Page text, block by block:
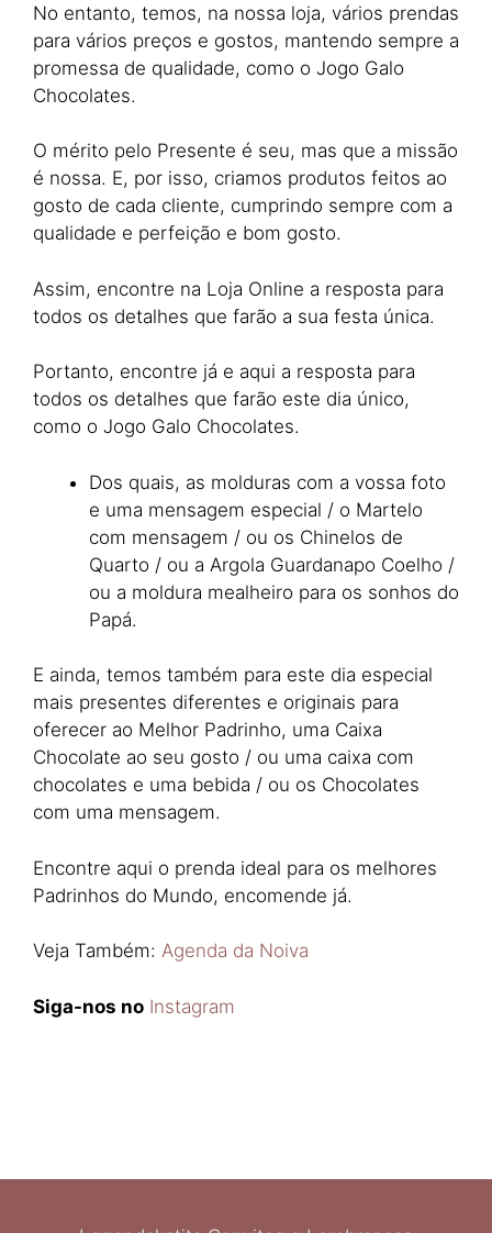
No entanto, temos, na nossa loja, vários prendas
para vários preços e gostos, mantendo sempre a
promessa de qualidade, como o Jogo Galo
Chocolates.
O mérito pelo Presente é seu, mas que a missão
é nossa. E, por isso, criamos produtos feitos ao
gosto de cada cliente, cumprindo sempre com a
qualidade e perfeição e bom gosto.
Assim, encontre na Loja Online a resposta para
todos os detalhes que farão a sua festa única.
Portanto, encontre já e aqui a resposta para
todos os detalhes que farão este dia único,
como o Jogo Galo Chocolates.
Dos quais, as molduras com a vossa foto
e uma mensagem especial / o Martelo
com mensagem / ou os Chinelos de
Quarto / ou a Argola Guardanapo Coelho /
ou a moldura mealheiro para os sonhos do
Papá.
E ainda, temos também para este dia especial
mais presentes diferentes e originais para
oferecer ao Melhor Padrinho, uma Caixa
Chocolate ao seu gosto / ou uma caixa com
chocolates e uma bebida / ou os Chocolates
com uma mensagem.
Encontre aqui o prenda ideal para os melhores
Padrinhos do Mundo, encomende já.
Veja Também: Agenda da Noiva
Siga-nos no Instagram